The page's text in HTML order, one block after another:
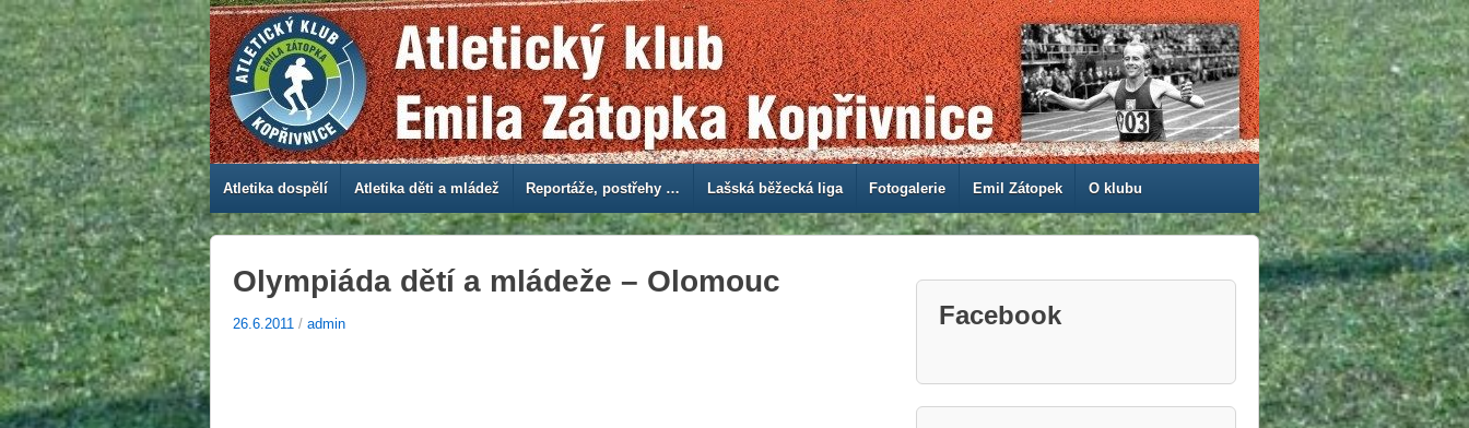
Atletika dospělí Atletika děti a mládež Reportáže, postřehy … Lašská běžecká liga Fotogalerie Emil Zátopek O klubu
Olympiáda dětí a mládeže – Olomouc
26.6.2011 / admin Facebook